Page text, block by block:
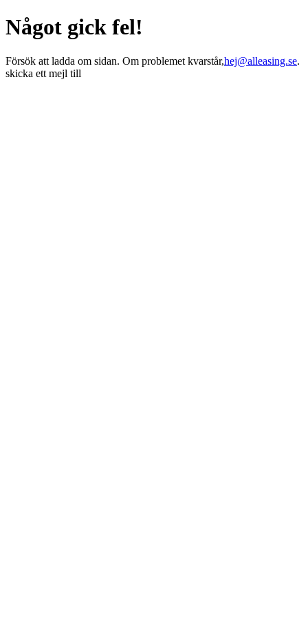
Något gick fel!
Försök att ladda om sidan. Om problemet kvarstår,hej@alleasing.se.
skicka ett mejl till